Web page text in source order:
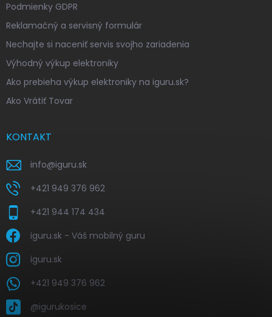
Podmienky GDPR
Reklamačný a servisný formulár
Nechajte si naceniť servis svojho zariadenia
Výhodný výkup elektroniky
Ako prebieha výkup elektroniky na iguru.sk?
Ako Vrátiť Tovar
KONTAKT
info@iguru.sk
+421 949 376 962
+421 944 174 434
iguru.sk - Váš mobilný guru
iguru.sk
+421 949 376 962
@igurukosice